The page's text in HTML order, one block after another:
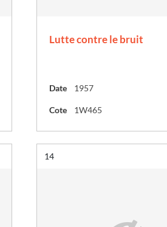
Lutte contre le bruit
Date 1957
Cote 1W465
Résultat n°
14